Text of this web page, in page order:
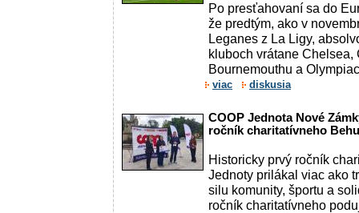
Po presťahovaní sa do
že predtým, ako v
Leganes z La Ligy,
kluboch vrátane Chelsea,
Bournemouthu a
viac diskusia
COOP Jednota Nové
ročník charitatívneho
Historicky prvý ročník
Jednoty prilákal viac ako
silu komunity, športu a
ročník charitatívneho